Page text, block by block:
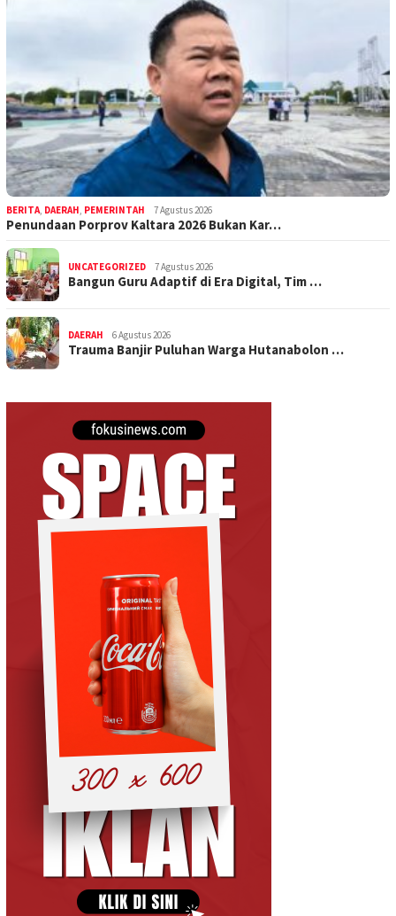
BERITA, DAERAH, PEMERINTAH 7 Agustus 2026
Penundaan Porprov Kaltara 2026 Bukan Kar…
UNCATEGORIZED 7 Agustus 2026
Bangun Guru Adaptif di Era Digital, Tim …
DAERAH 6 Agustus 2026
Trauma Banjir Puluhan Warga Hutanabolon …